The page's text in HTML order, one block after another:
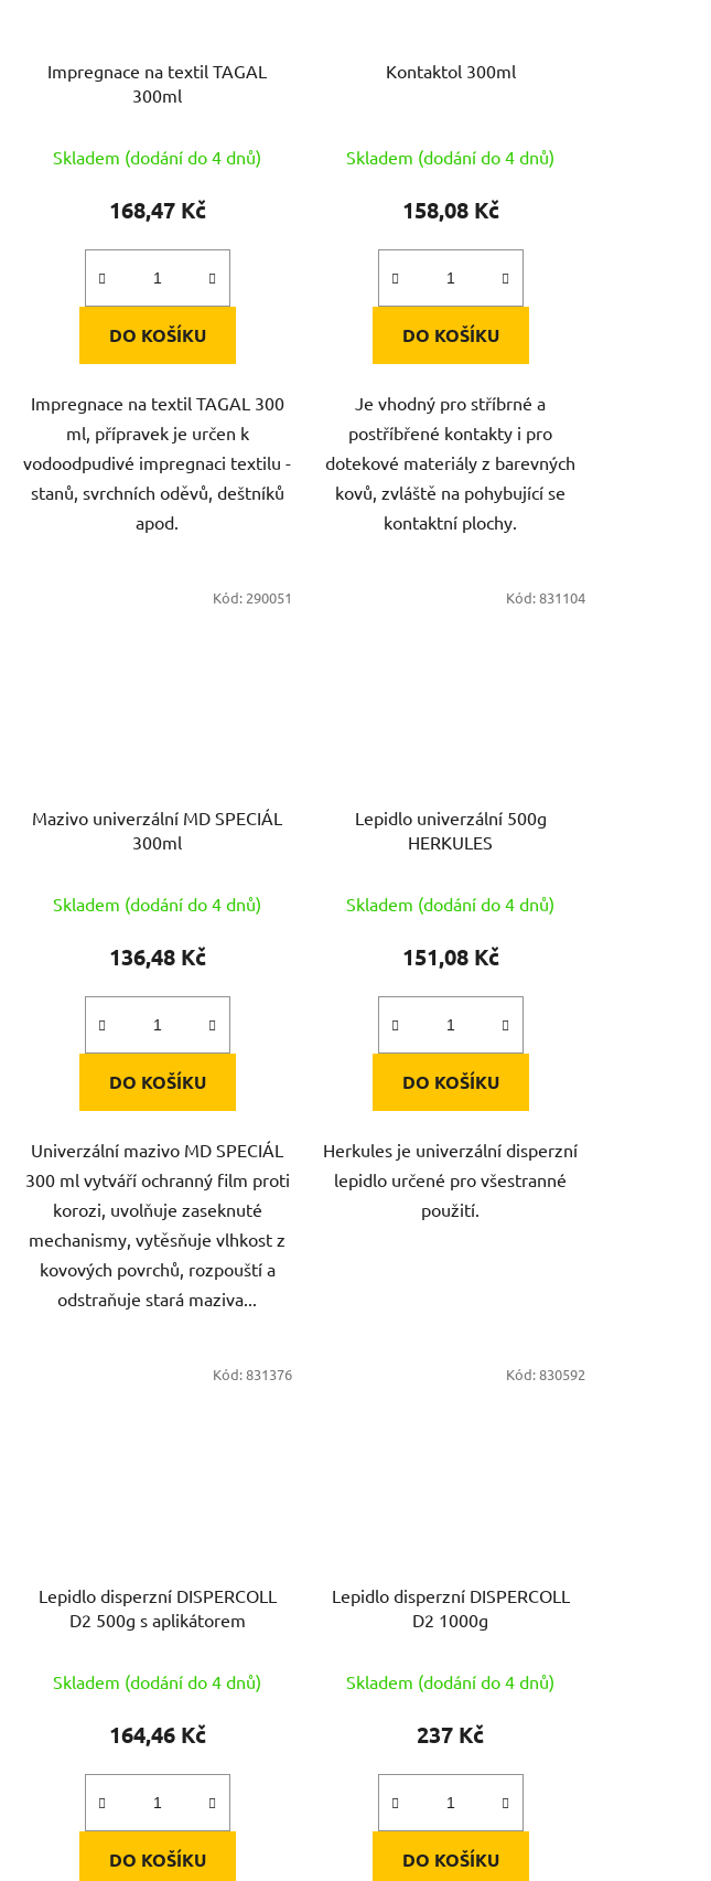
Impregnace na textil TAGAL
300ml
Skladem (dodání do 4 dnů)
168,47 Kč
DO KOŠÍKU
Impregnace na textil TAGAL 300
ml, přípravek je určen k
vodoodpudivé impregnaci textilu -
stanů, svrchních oděvů, deštníků
apod.
Kontaktol 300ml
Skladem (dodání do 4 dnů)
158,08 Kč
DO KOŠÍKU
Je vhodný pro stříbrné a
postříbřené kontakty i pro
dotekové materiály z barevných
kovů, zvláště na pohybující se
kontaktní plochy.
Mazivo univerzální MD SPECIÁL
300ml
Skladem (dodání do 4 dnů)
136,48 Kč
DO KOŠÍKU
Univerzální mazivo MD SPECIÁL
300 ml vytváří ochranný film proti
korozi, uvolňuje zaseknuté
mechanismy, vytěsňuje vlhkost z
kovových povrchů, rozpouští a
odstraňuje stará maziva...
Kód: 290051
Lepidlo univerzální 500g
HERKULES
Skladem (dodání do 4 dnů)
151,08 Kč
DO KOŠÍKU
Herkules je univerzální disperzní
lepidlo určené pro všestranné
použití.
Kód:831104
Lepidlo disperzní DISPERCOLL
D2 500g s aplikátorem
Skladem (dodání do 4 dnů)
164,46 Kč
DO KOŠÍKU
Kód:831376
Lepidlo disperzní DISPERCOLL
D2 1000g
Skladem (dodání do 4 dnů)
237 Kč
DO KOŠÍKU
Kód:830592